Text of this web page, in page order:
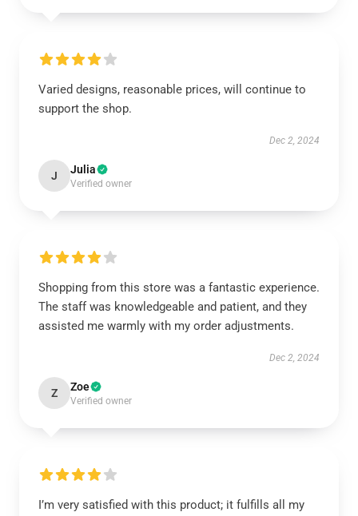
Varied designs, reasonable prices, will continue to
support the shop.
Dec 2, 2024
J Julia
Verified owner
Shopping from this store was a fantastic experience.
The staff was knowledgeable and patient, and they
assisted me warmly with my order adjustments.
Dec 2, 2024
Z Zoe
Verified owner
I’m very satisfied with this product; it fulfills all my